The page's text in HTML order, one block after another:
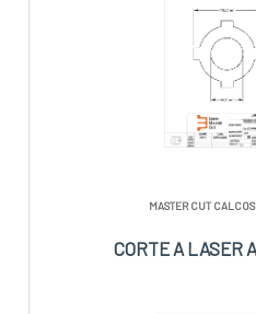
MASTER CUT
CORTE A LASER